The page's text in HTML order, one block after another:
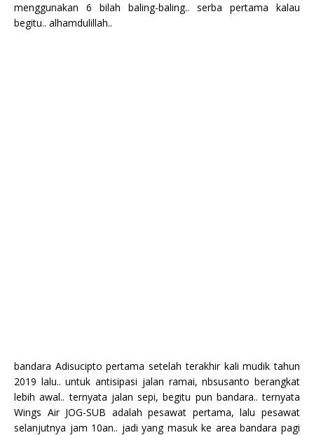
menggunakan 6 bilah baling-baling.. serba pertama kalau
begitu.. alhamdulillah..
bandara Adisucipto pertama setelah terakhir kali mudik tahun
2019 lalu.. untuk antisipasi jalan ramai, nbsusanto berangkat
lebih awal.. ternyata jalan sepi, begitu pun bandara.. ternyata
Wings Air JOG-SUB adalah pesawat pertama, lalu pesawat
selanjutnya jam 10an.. jadi yang masuk ke area bandara pagi